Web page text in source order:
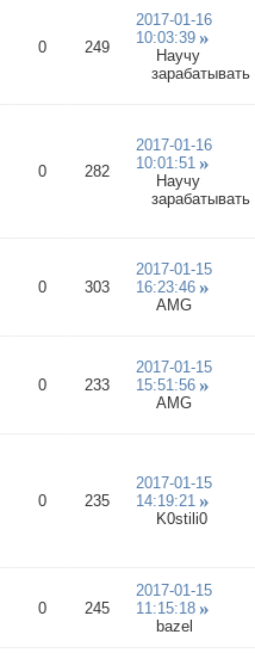
0 249
2017-01-16
10:03:39
Научу
зарабатывать
0 282
2017-01-16
10:01:51
Научу
зарабатывать
0 303
2017-01-15
16:23:46
AMG
0 233
2017-01-15
15:51:56
AMG
0 235
2017-01-15
14:19:21
K0stili0
0 245
2017-01-15
11:15:18
bazel